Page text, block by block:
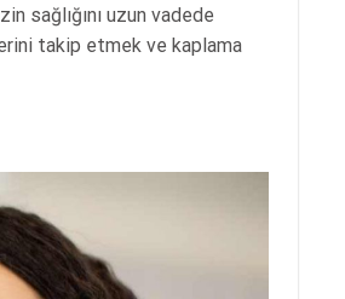
sağlığını uzun vadede
takip etmek ve kaplama